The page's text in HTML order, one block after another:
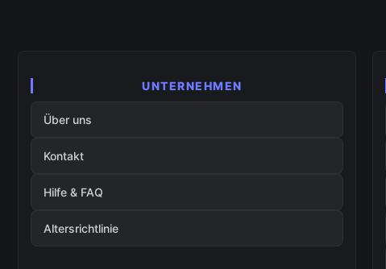
UNTERNEHMEN
Über uns
Kontakt
Hilfe & FAQ
Altersrichtlinie